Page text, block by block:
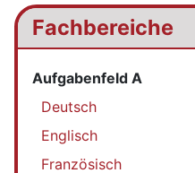
Fachbereiche
Aufgabenfeld A
Deutsch
Englisch
Französisch